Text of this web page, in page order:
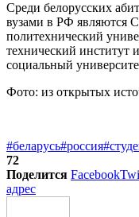
Среди белорусских
вузами в РФ являются
политехнический
технический институт
социальный
Фото: из открытых
#беларусь#россия
72
Поделится Facebook
адрес